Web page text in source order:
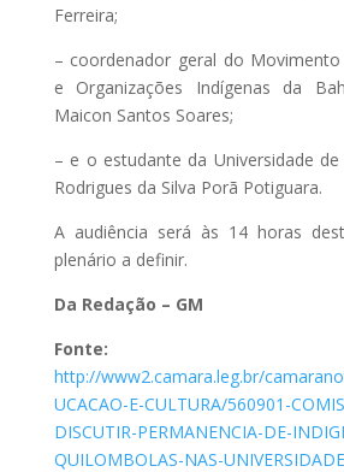
Ferreira;
– coordenador geral do
e Organizações Indígenas da
Maicon Santos Soares;
– e o estudante da Universidade
Rodrigues da Silva Porã Potiguara.
A audiência será às 14 horas
plenário a definir.
Da Redação – GM
Fonte:
http://www2.camara.leg.br/
UCACAO-E-CULTURA/560901-
DISCUTIR-PERMANENCIA-DE-
QUILOMBOLAS-NAS-